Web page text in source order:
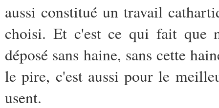
aussi constitué un travail
choisi. Et c'est ce qui fait que
déposé sans haine, sans cette
le pire, c'est aussi pour le
usent.